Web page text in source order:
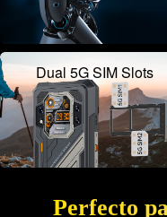
Dual 5G SIM Slots
Perfecto